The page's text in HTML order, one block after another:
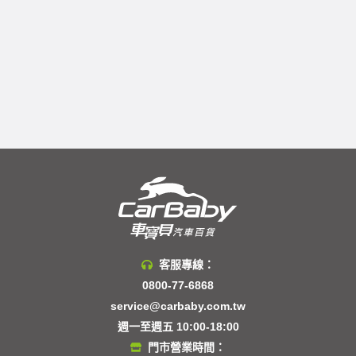
客服專線：
0800-77-6868
service@carbaby.com.tw
週一至週五 10:00-18:00
門市營業時間：